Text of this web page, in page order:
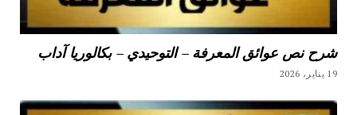
شرح نص عوائق المعرفة – التوحيدي – بكالوريا آداب
19 يناير، 2026